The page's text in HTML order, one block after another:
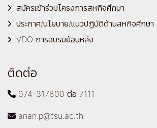
สมัครเข้าร่วมโครงการสหกิจศึกษา
ประกาศ/นโยบาย/แนวปฏิบัติด้านสหกิจศึกษา
VDO การอบรมย้อนหลัง
ติดต่อ
074-317600 ต่อ 7111
anan.p@tsu.ac.th